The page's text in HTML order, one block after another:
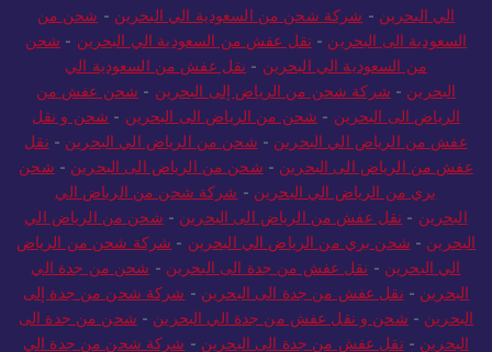
الي البحرين - شركة شحن من السعودية الي البحرين - شحن من
السعودية الى البحرين - نقل عفش من السعودية الي البحرين - شحن
من السعودية الي البحرين - نقل عفش من السعودية الي
البحرين - شركة شحن من الرياض إلى البحرين - شحن عفش من
الرياض الى البحرين - شحن من الرياض الى البحرين - شحن و نقل
عفش من الرياض الي البحرين - شحن من الرياض الي البحرين - نقل
عفش من الرياض الى البحرين - شحن من الرياض الى البحرين - شحن
بري من الرياض الي البحرين - شركة شحن من الرياض الي
البحرين - نقل عفش من الرياض الى البحرين - شحن من الرياض الي
البحرين - شحن بري من الرياض الي البحرين - شركة شحن من الرياض
الي البحرين - نقل عفش من جدة الى البحرين - شحن من جدة الي
البحرين - نقل عفش من جدة الى البحرين - شركة شحن من جدة إلى
البحرين - شحن و نقل عفش من جدة الي البحرين - شحن من جدة الى
البحرين - نقل عفش من جدة الى البحرين - شركة شحن من جدة الي